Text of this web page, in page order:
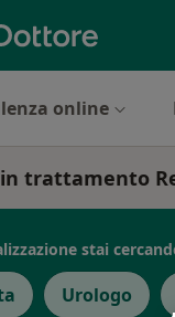
online
trattamento
stai
Urologo